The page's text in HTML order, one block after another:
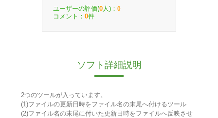
ユーザーの評価(0 人)： 0
コメント： 0件
ソフト詳細説明
2つのツールが入っています。
(1)ファイルの更新日時をファイル名の末尾へ付けるツール
(2)ファイル名の末尾に付いた更新日時をファイルへ反映させ